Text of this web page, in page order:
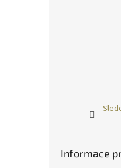
Informace